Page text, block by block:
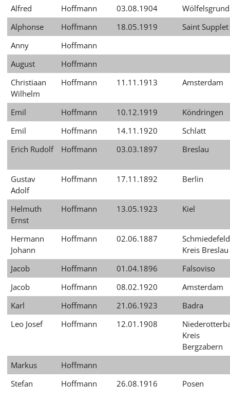
Alfred
Hoffmann 03.08.1904
Wölfelsgrund
Alphonse
Hoffmann 18.05.1919
Saint Supplet
Anny
Hoffmann
August
Hoffmann
Christiaan
Wilhelm
Hoffmann 11.11.1913 Amsterdam
Emil Hoffmann 10.12.1919
Köndringen
Emil
Hoffmann 14.11.1920
Schlatt
Erich Rudolf
Hoffmann 03.03.1897 Breslau
Gustav
Adolf
Hoffmann 17.11.1892 Berlin
Helmuth
Ernst
Hoffmann 13.05.1923 Kiel
Hermann
Johann
Hoffmann 02.06.1887
Kreis Breslau
Jacob
Hoffmann 01.04.1896
Falsoviso
Jacob
Hoffmann 08.02.1920
Amsterdam
Karl
Hoffmann 21.06.1923
Badra
Leo Josef
Hoffmann 12.01.1908
Kreis
Bergzabern
Markus
Hoffmann
Stefan
Hoffmann 26.08.1916 Posen